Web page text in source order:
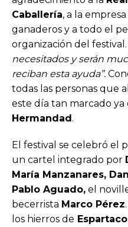
Caballería, a la empresa
ganaderos y a todo el
organización del festival.
necesitados y serán
reciban esta ayuda”.
todas las personas que
este día tan marcado ya
Hermandad .
El festival se celebró el
un cartel integrado por
María Manzanares,
Pablo Aguado, el
becerrista Marco Pérez
los hierros de